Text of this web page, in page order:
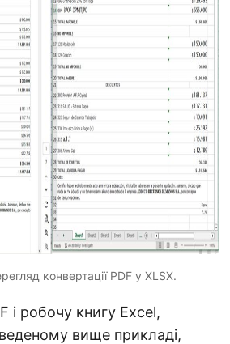
конвертації PDF у XLSX.
і робочу книгу Excel,
вище прикладі,